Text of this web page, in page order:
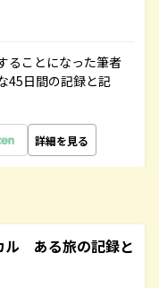
ることになった筆者
45日間の記録と記
詳細を見る
ル ある旅の記録と